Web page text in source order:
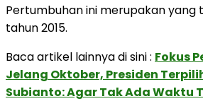
Pertumbuhan ini merupakan yang
tahun 2015.
Baca artikel lainnya di sini : Fokus
Jelang Oktober, Presiden
Subianto: Agar Tak Ada Waktu